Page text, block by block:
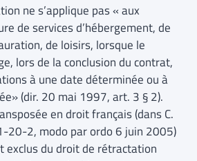
ne s’applique pas « aux
de services d’hébergement, de
de loisirs, lorsque le
lors de la conclusion du contrat,
à une date déterminée ou à
(dir. 20 mai 1997, art. 3 § 2).
en droit français (dans C.
20-2, modo par ordo 6 juin 2005)
exclus du droit de rétractation